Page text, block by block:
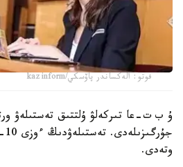
فوتو: الەكساندر پاۆسكي/kazinform
ۇ ب ت-عا تىركەلۋ ۇلتتىق تەستىلەۋ
وتەدى.